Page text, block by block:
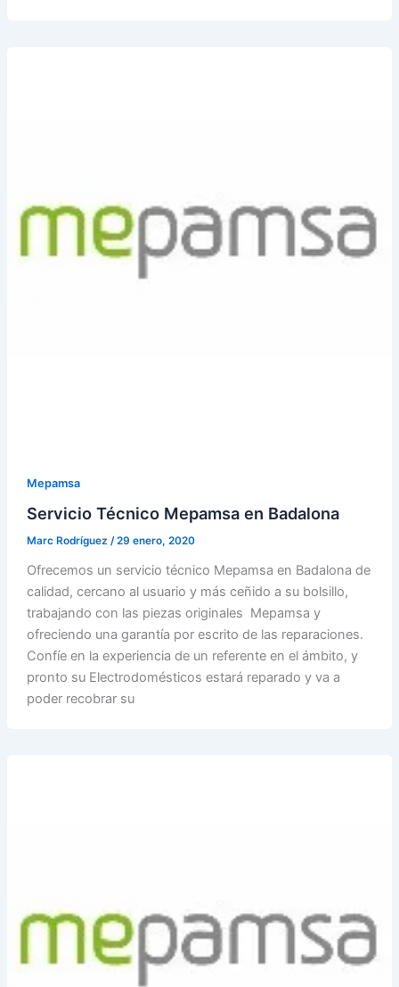
Mepamsa
Servicio Técnico Mepamsa en Badalona
Marc Rodríguez /29 enero, 2020
Ofrecemos un servicio técnico Mepamsa en Badalona de
calidad, cercano al usuario y más ceñido a su bolsillo,
trabajando con las piezas originales Mepamsa y
ofreciendo una garantía por escrito de las reparaciones.
Confíe en la experiencia de un referente en el ámbito, y
pronto su Electrodomésticos estará reparado y va a
poder recobrar su